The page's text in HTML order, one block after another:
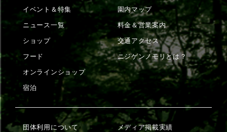
イベント＆特集
ニュース一覧
ショップ
フード
オンラインショップ
宿泊
園内マップ
料金＆営業案内
交通アクセス
ニジゲンノモリとは？
団体利用について メディア掲載実績